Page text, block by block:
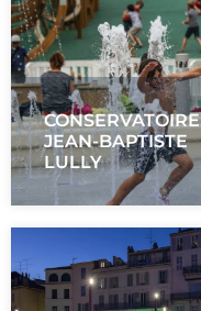
CONSERVATOIRE
JEAN-BAPTISTE
LULLY